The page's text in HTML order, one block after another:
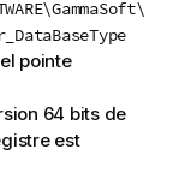
pointe
64 bits de
est